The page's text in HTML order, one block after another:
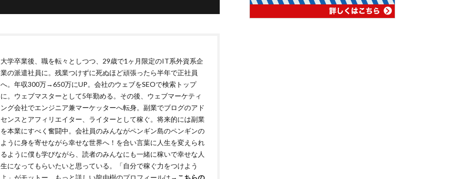
大学卒業後、職を転々としつつ、29歳で1ヶ月限定のIT系外資系企
業の派遣社員に。残業つけずに死ぬほど頑張ったら半年で正社員
へ。年収300万→650万にUP。会社のウェブをSEOで検索トップ
に。ウェブマスターとして5年勤める。その後、ウェブマーケティ
ング会社でエンジニア兼マーケッターへ転身。副業でブログのアド
センスとアフィリエイター、ライターとして稼ぐ。将来的には副業
を本業にすべく奮闘中。会社員のみんながペンギン島のペンギンの
ように身を寄せながら幸せな世界へ！を合い言葉に人生を変えられ
るように僕も学びながら、読者のみんなにも一緒に稼いで幸せな人
生になってもらいたいと思っている。「自分で稼ぐ力をつけよう
よ」がモットー もっと詳しい龍由樹のプロフィールは→ こちらの